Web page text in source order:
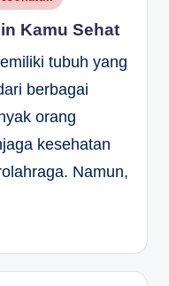
Kamu Sehat
tubuh yang
berbagai
orang
kesehatan
Namun,